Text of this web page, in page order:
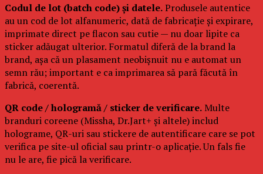
Codul de lot (batch code) și datele.Produsele autentice
au un cod de lot alfanumeric, dată de fabricație și expirare,
imprimate direct pe flacon sau cutie — nu doar lipite ca
sticker adăugat ulterior. Formatul diferă de la brand la
brand, așa că un plasament neobișnuit nu e automat un
semn rău; important e ca imprimarea să pară făcută în
fabrică, coerentă.
QR code / hologramă / sticker de verificare.Multe
branduri coreene (Missha, Dr.Jart+ și altele) includ
holograme, QR-uri sau stickere de autentificare care se pot
verifica pe site-ul oficial sau printr-o aplicație. Un fals fie
nu le are, fie pică la verificare.